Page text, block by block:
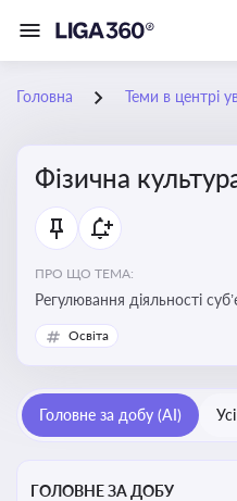
Головна Теми в центрі
Фізична
ПРО ЩО ТЕМА:
Регулювання діяльності
сфері фізичної культури та
оздоровлення населення,
потенціалу, соціального
реалізації державної
Освіта
Головне за добу (AI)
ГОЛОВНЕ ЗА ДОБУ